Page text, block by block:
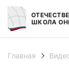
ШКОЛА
Главная